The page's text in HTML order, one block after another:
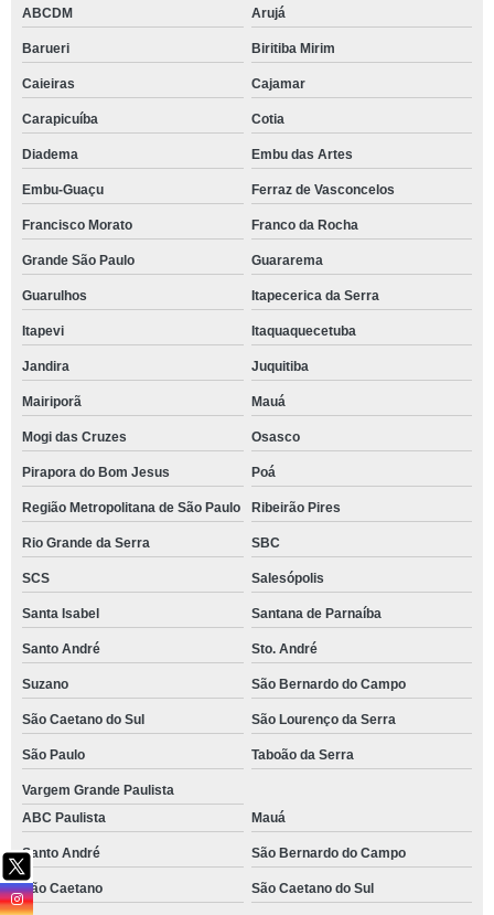
ABCDM Arujá
Barueri Biritiba Mirim
Caieiras Cajamar
Carapicuíba Cotia
Diadema Embu das Artes
Embu-Guaçu Ferraz de Vasconcelos
Francisco Morato Franco da Rocha
Grande São Paulo Guararema
Guarulhos Itapecerica da Serra
Itapevi Itaquaquecetuba
Jandira Juquitiba
Mairiporã Mauá
Mogi das Cruzes Osasco
Pirapora do Bom Jesus Poá
Região Metropolitana de São Paulo Ribeirão Pires
Rio Grande da Serra SBC
SCS Salesópolis
Santa Isabel Santana de Parnaíba
Santo André Sto. André
Suzano São Bernardo do Campo
São Caetano do Sul São Lourenço da Serra
São Paulo Taboão da Serra
Vargem Grande Paulista
ABC Paulista
Mauá
Santo André São Bernardo do Campo
São Caetano São Caetano do Sul